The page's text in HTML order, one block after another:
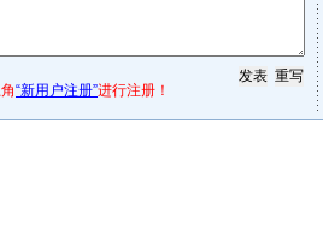
“新用户注册”进行注册！